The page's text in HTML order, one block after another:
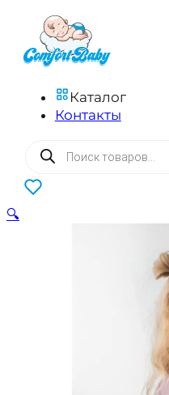
Каталог
Контакты
Поиск
товаров
0
🔍